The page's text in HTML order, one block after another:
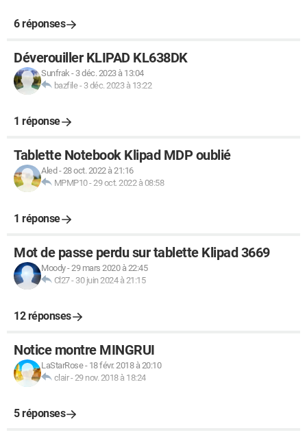
6 réponses
Déverouiller KLIPAD KL638DK
Sunfrak- 3 déc. 2023 à 13:04
bazfile- 3 déc. 2023 à 13:22
1 réponse
Tablette Notebook Klipad MDP oublié
Aled -28 oct. 2022 à 21:16
MPMP10-29 oct. 2022 à 08:58
1 réponse
Mot de passe perdu sur tablette Klipad 3669
Moody-29 mars 2020 à 22:45
Cl27- 30 juin 2024 à 21:15
12 réponses
Notice montre MINGRUI
LaStarRose- 18 févr. 2018 à 20:10
clair-29 nov. 2018 à 18:24
5 réponses